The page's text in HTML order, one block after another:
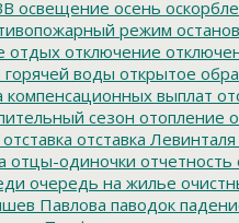
освещение осень
режим
отдых отключение
воды открытое
компенсационных выплат
сезон отопление
отставка отставка
отцы-одиночки отчетность
очередь на жилье
Павлова паводок